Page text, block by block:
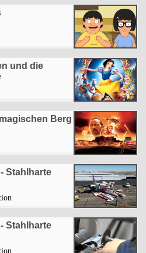
und die
Berg
Stahlharte
Stahlharte